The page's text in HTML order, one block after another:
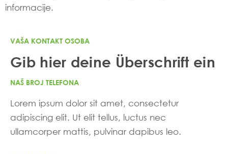
informacije.
VAŠA KONTAKT OSOBA
Gib hier deine Überschrift ein
NAŠ BROJ TELEFONA
Lorem ipsum dolor sit amet, consectetur
adipiscing elit. Ut elit tellus, luctus nec
ullamcorper mattis, pulvinar dapibus leo.